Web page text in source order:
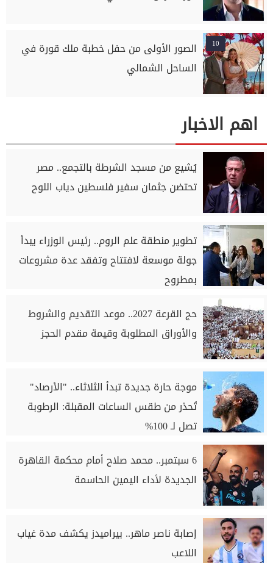
10
الصور الأولى من حفل خطبة ملك قورة في
الساحل الشمالي
اهم الاخبار
يُشيع من مسجد الشرطة بالتجمع.. مصر
تحتضن جثمان سفير فلسطين دياب اللوح
تطوير منطقة علم الروم.. رئيس الوزراء يبدأ
جولة موسعة لافتتاح وتفقد عدة مشروعات
بمطروح
حج القرعة 2027.. موعد التقديم والشروط
والأوراق المطلوبة وقيمة مقدم الحجز
موجة حارة جديدة تبدأ الثلاثاء.. "الأرصاد"
تُحذر من طقس الساعات المقبلة: الرطوبة
تصل لـ 100%
6 سبتمبر.. محمد صلاح أمام محكمة القاهرة
الجديدة لأداء اليمين الحاسمة
إصابة ناصر ماهر.. بيراميدز يكشف مدة غياب
اللاعب